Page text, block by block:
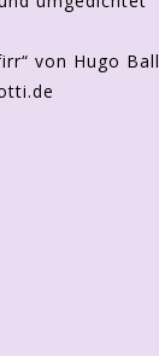
von Hugo Ball